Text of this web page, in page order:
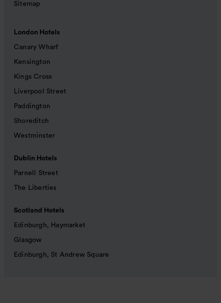
Sitemap
London Hotels
Canary Wharf
Kensington
Kings Cross
Liverpool Street
Paddington
Shoreditch
Westminster
Dublin Hotels
Parnell Street
The Liberties
Scotland Hotels
Edinburgh, Haymarket
Glasgow
Edinburgh, St Andrew Square